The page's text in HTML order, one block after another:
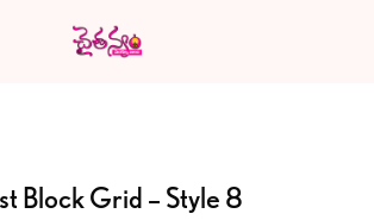
Block Grid – Style 8